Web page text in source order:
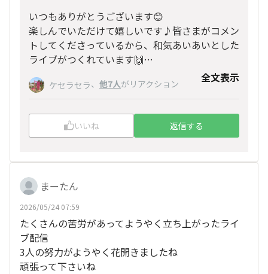
いつもありがとうございます😊
楽しんでいただけて嬉しいです♪皆さまがコメン
トしてくださっているから、和気あいあいとした
ライブがつくれています🙌
28日お待ちしてます🫶
ケセラセラ、 他7人がリアクション 全文表示
いいね 返信する
まーたん
2026/05/24 07:59
たくさんの苦労があってようやく立ち上がったライ
ブ配信
3人の努力がようやく花開きましたね
頑張って下さいね